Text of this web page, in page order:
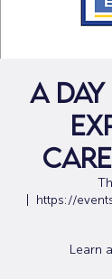
A
https://
Learn